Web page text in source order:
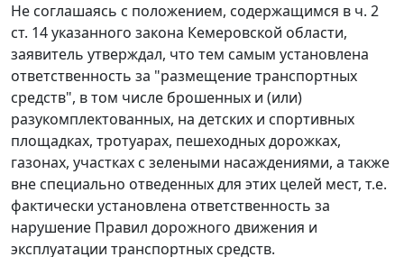
Не соглашаясь с положением, содержащимся в ч. 2
ст. 14 указанного закона Кемеровской области,
заявитель утверждал, что тем самым установлена
ответственность за "размещение транспортных
средств", в том числе брошенных и (или)
разукомплектованных, на детских и спортивных
площадках, тротуарах, пешеходных дорожках,
газонах, участках с зелеными насаждениями, а также
вне специально отведенных для этих целей мест, т.е.
фактически установлена ответственность за
нарушение Правил дорожного движения и
эксплуатации транспортных средств.